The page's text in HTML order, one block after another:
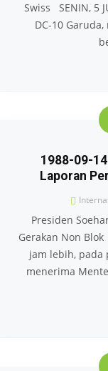
Swiss SENIN, 5
DC-10
1988-09-
Laporan
Presiden
Gerakan Non Blok
jam lebih, pada
menerima